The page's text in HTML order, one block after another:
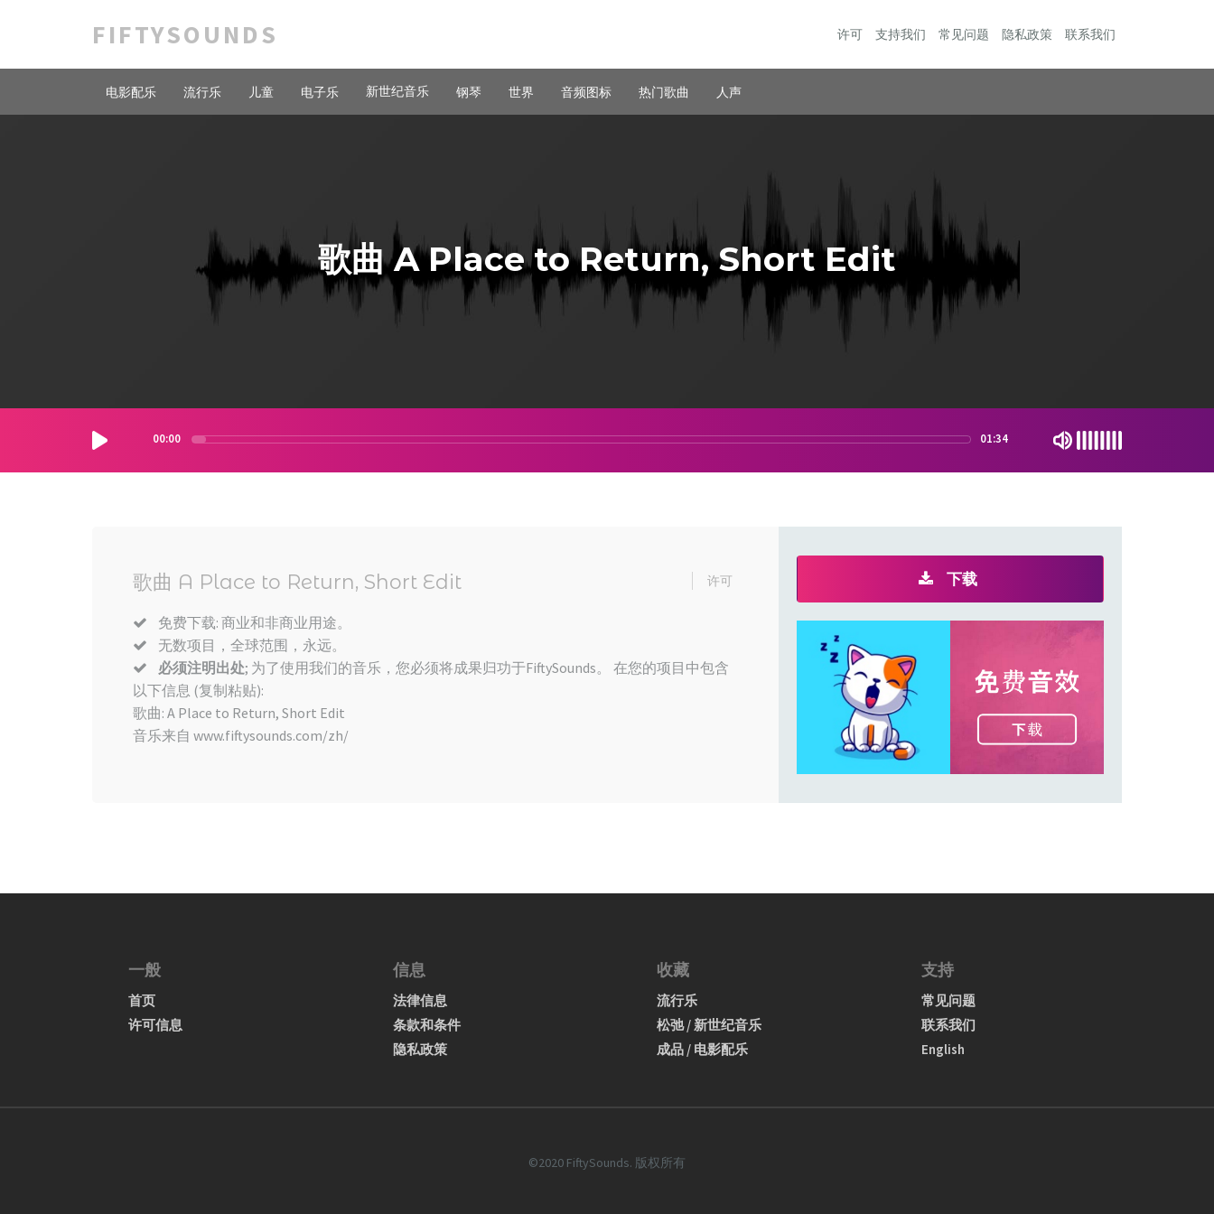
FIFTYSOUNDS 许可 支持我们 常见问题 隐私政策 联系我们
电影配乐 流行乐 儿童 电子乐 新世纪音乐 钢琴 世界 音频图标 热门歌曲 人声
歌曲 A Place to Return, Short Edit
00:00 01:34
歌曲 A Place to Return, Short Edit 许可
免费下载: 商业和非商业用途。
无数项目，全球范围，永远。
必须注明出处; 为了使用我们的音乐，您必须将成果归功于FiftySounds。 在您的项目中包含
以下信息 (复制粘贴):
歌曲: A Place to Return, Short Edit
音乐来自 www.fiftysounds.com/zh/
下载
一般
首页
许可信息
信息
法律信息
条款和条件
隐私政策
收藏
流行乐
松弛 / 新世纪音乐
成品 / 电影配乐
支持
常见问题
联系我们
English
©2020 FiftySounds. 版权所有